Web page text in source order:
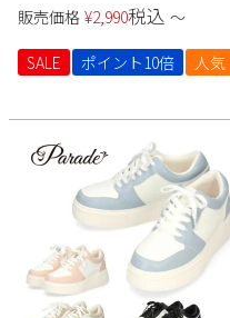
販売価格 ¥2,990税込 〜
SALE ポイント10倍 人気